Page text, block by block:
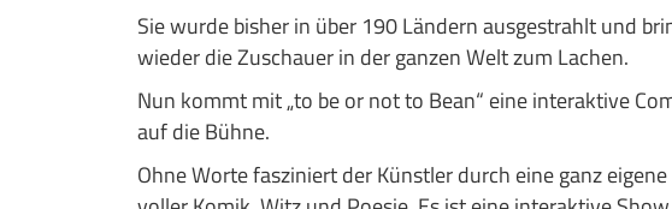
Sie wurde bisher in über 190 Ländern ausgestrahlt und
wieder die Zuschauer in der ganzen Welt zum Lachen.
Nun kommt mit „to be or not to Bean“ eine interaktive
auf die Bühne.
Ohne Worte fasziniert der Künstler durch eine ganz